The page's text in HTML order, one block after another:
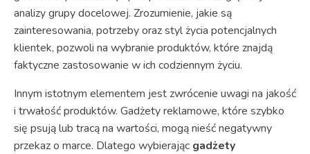
analizy grupy docelowej. Zrozumienie, jakie są
zainteresowania, potrzeby oraz styl życia potencjalnych
klientek, pozwoli na wybranie produktów, które znajdą
faktyczne zastosowanie w ich codziennym życiu.
Innym istotnym elementem jest zwrócenie uwagi na jakość
i trwałość produktów. Gadżety reklamowe, które szybko
się psują lub tracą na wartości, mogą nieść negatywny
przekaz o marce. Dlatego wybierając gadżety